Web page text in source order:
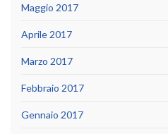
Maggio 2017
Aprile 2017
Marzo 2017
Febbraio 2017
Gennaio 2017